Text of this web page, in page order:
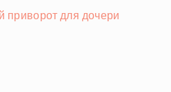
для дочери